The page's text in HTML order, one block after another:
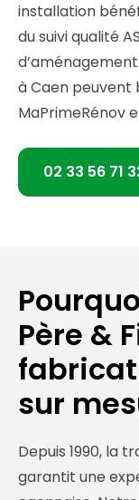
installation
du suivi qualité
à Caen peuvent
MaPrimeRénov
02 33 56 71
Père &
sur
Depuis 1990, la
garantit une